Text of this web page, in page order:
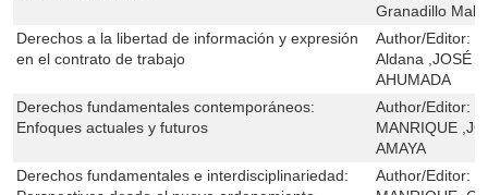
Granadillo
Derechos a la libertad de información y expresión
en el contrato de trabajo
Author/Editor:
Aldana ,JOSÉ
AHUMADA
Derechos fundamentales contemporáneos:
Enfoques actuales y futuros
Author/Editor:
MANRIQUE
AMAYA
Derechos fundamentales e interdisciplinariedad:
Author/Editor: